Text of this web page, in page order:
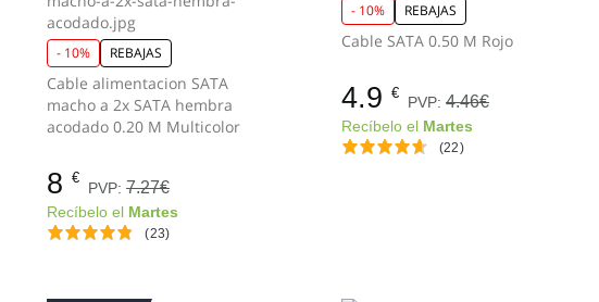
- 10% REBAJAS
Cable alimentacion SATA
macho a 2x SATA hembra
acodado 0.20 M Multicolor
8 €
PVP:7.27€
Recíbelo el Martes
(23)
- 10% REBAJAS
Cable SATA 0.50 M Rojo
4.9 €
PVP: 4.46€
Recíbelo el Martes
(22)